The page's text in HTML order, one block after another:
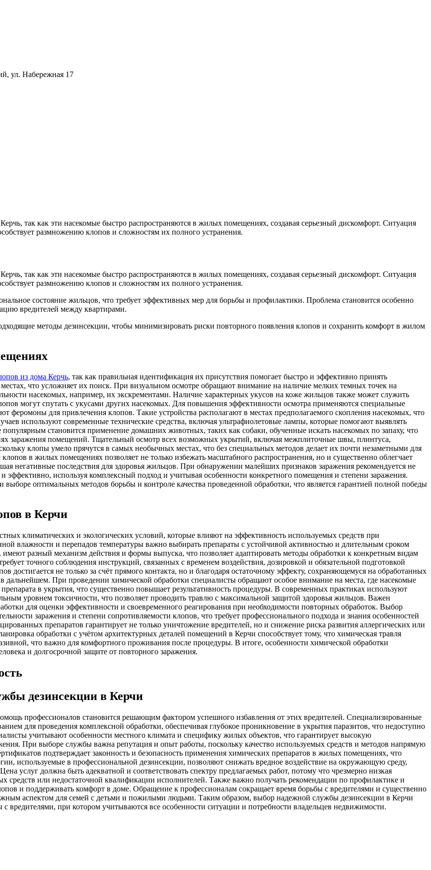
ул. Набережная 17
так как эти насекомые быстро распространяются в жилых помещениях, создавая серьезный дискомфорт. Ситуация
размножению клопов и сложностям их полного устранения.
так как эти насекомые быстро распространяются в жилых помещениях, создавая серьезный дискомфорт. Ситуация
размножению клопов и сложностям их полного устранения.
состояние жильцов, что требует эффективных мер для борьбы и профилактики. Проблема становится особенно
вредителей между квартирами.
методы дезинсекции, чтобы минимизировать риски повторного появления клопов и сохранить комфорт в жилом
из дома Керчь, так как правильная идентификация их присутствия помогает быстро и эффективно принять
что усложняет их поиск. При визуальном осмотре обращают внимание на наличие мелких темных точек на
насекомых, например, их экскрементами. Наличие характерных укусов на коже жильцов также может служить
могут спутать с укусами других насекомых. Для повышения эффективности осмотра применяются специальные
феромоны для привлечения клопов. Такие устройства располагают в местах предполагаемого скопления насекомых, что
используют современные технические средства, включая ультрафиолетовые лампы, которые помогают выявлять
становится применение домашних животных, таких как собаки, обученные искать насекомых по запаху, что
заражения помещений. Тщательный осмотр всех возможных укрытий, включая межплиточные швы, плинтуса,
клопы умело прячутся в самых необычных местах, что без специальных методов делает их почти незаметными для
в жилых помещениях позволяет не только избежать масштабного распространения, но и существенно облегчает
негативные последствия для здоровья жильцов. При обнаружении малейших признаков заражения рекомендуется не
используя комплексный подход и учитывая особенности конкретного помещения и степени заражения.
выборе оптимальных методов борьбы и контроле качества проведенной обработки, что является гарантией полной победы
в Керчи
климатических и экологических условий, которые влияют на эффективность используемых средств при
влажности и перепадов температуры важно выбирать препараты с устойчивой активностью и длительным сроком
разный механизм действия и формы выпуска, что позволяет адаптировать методы обработки к конкретным видам
точного соблюдения инструкций, связанных с временем воздействия, дозировкой и обязательной подготовкой
достигается не только за счёт прямого контакта, но и благодаря остаточному эффекту, сохраняющемуся на обработанных
дальнейшем. При проведении химической обработки специалисты обращают особое внимание на места, где насекомые
в укрытия, что существенно повышает результативность процедуры. В современных практиках используют
уровнем токсичности, что позволяет проводить травлю с максимальной защитой здоровья жильцов. Важен
для оценки эффективности и своевременного реагирования при необходимости повторных обработок. Выбор
заражения и степени сопротивляемости клопов, что требует профессионального подхода и знания особенностей
препаратов гарантирует не только уничтожение вредителей, но и снижение риска развития аллергических или
обработки с учётом архитектурных деталей помещений в Керчи способствует тому, что химическая травля
что важно для комфортного проживания после процедуры. В итоге, особенности химической обработки
и долгосрочной защите от повторного заражения.
дезинсекции в Керчи
профессионалов становится решающим фактором успешного избавления от этих вредителей. Специализированные
для проведения комплексной обработки, обеспечивая глубокое проникновение в укрытия паразитов, что недоступно
учитывают особенности местного климата и специфику жилых объектов, что гарантирует высокую
При выборе службы важна репутация и опыт работы, поскольку качество используемых средств и методов напрямую
подтверждает законность и безопасность применения химических препаратов в жилых помещениях, что
используемые в профессиональной дезинсекции, позволяют снижать вредное воздействие на окружающую среду,
услуг должна быть адекватной и соответствовать спектру предлагаемых работ, потому что чрезмерно низкая
средств или недостаточной квалификации исполнителей. Также важно получать рекомендации по профилактике и
и поддерживать комфорт в доме. Обращение к профессионалам сокращает время борьбы с вредителями и существенно
аспектом для семей с детьми и пожилыми людьми. Таким образом, выбор надежной службы дезинсекции в Керчи
вредителями, при котором учитываются все особенности ситуации и потребности владельцев недвижимости.